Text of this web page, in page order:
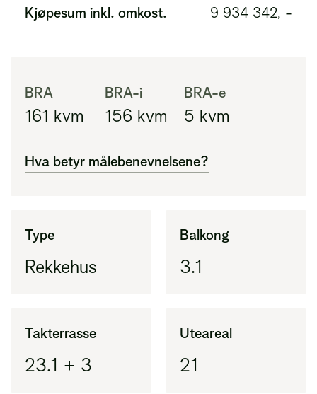
Kjøpesum inkl. omkost. 9 934 342, -
BRA
161 kvm
BRA-i
156 kvm
BRA-e
5 kvm
Hva betyr målebenevnelsene?
(BRA-i) pluss eksternt areal (BRA-e)
BRA-e
Type
Rekkehus
Balkong
3.1
Takterrasse
23.1 + 3
Uteareal
21